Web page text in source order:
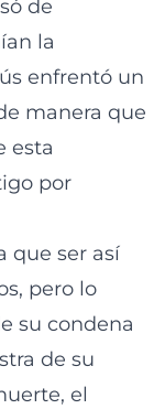
de
la
enfrentó un
manera que
esta
por
que ser así
pero lo
su condena
de su
el